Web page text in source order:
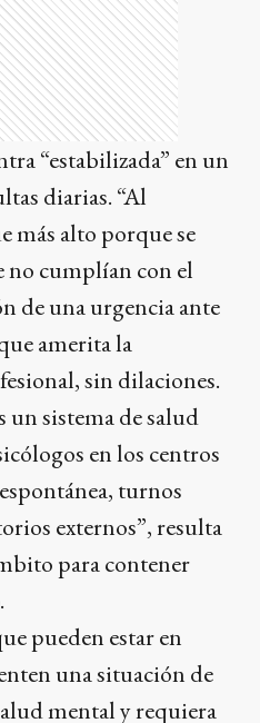
“estabilizada” en un
diarias. “Al
más alto porque se
no cumplían con el
de una urgencia ante
amerita la
sin dilaciones.
un sistema de salud
en los centros
turnos
externos”, resulta
para contener
pueden estar en
una situación de
mental y requiera